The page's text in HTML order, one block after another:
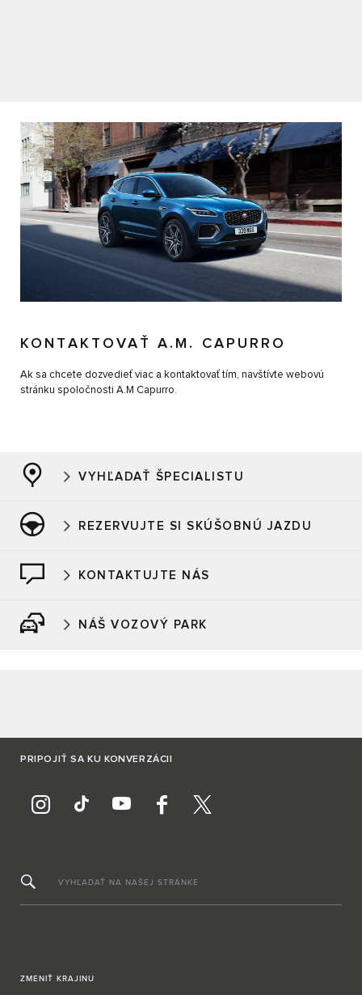
KONTAKTOVAŤ A.M. CAPURRO
Ak sa chcete dozvedieť viac a kontaktovať tím, navštívte webovú
stránku spoločnosti A.M Capurro.
VYHĽADAŤ ŠPECIALISTU
REZERVUJTE SI SKÚŠOBNÚ JAZDU
KONTAKTUJTE NÁS
NÁŠ VOZOVÝ PARK
PRIPOJIŤ SA KU KONVERZÁCII
VYHĽADAŤ NA NAŠEJ STRÁNKE
ZMENIŤ KRAJINU